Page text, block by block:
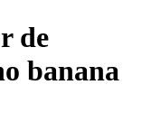
de
banana